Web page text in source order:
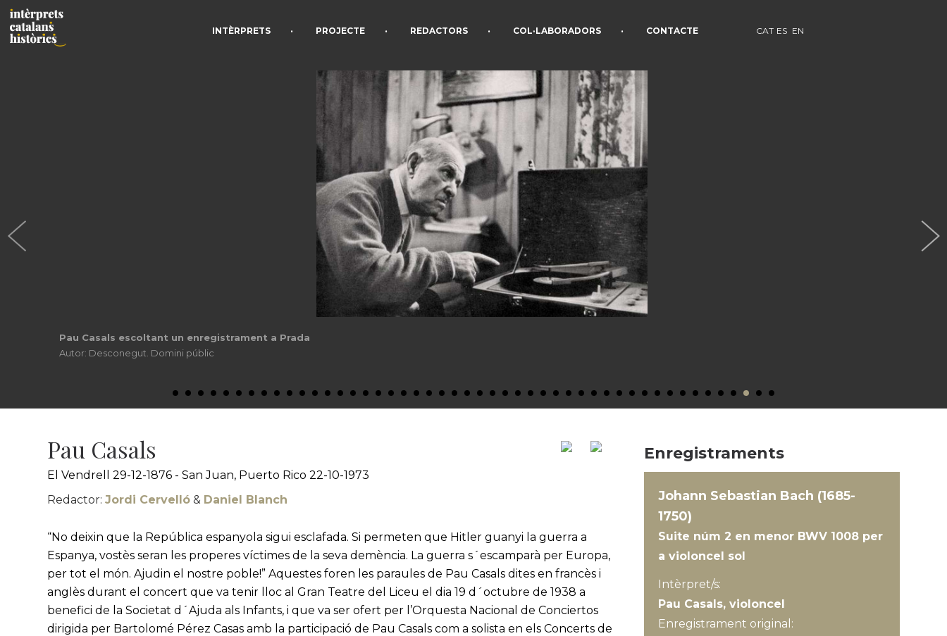
INTÈRPRETS • PROJECTE • REDACTORS • COL·LABORADORS • CONTACTE CAT ES EN
Pau Casals escoltant un enregistrament a Prada
Autor: Desconegut. Domini públic
Pau Casals
El Vendrell 29-12-1876 - San Juan, Puerto Rico 22-10-1973
Redactor:Jordi Cervelló & Daniel Blanch
“No deixin que la República espanyola sigui esclafada. Si permeten que Hitler guanyi la guerra a
Espanya, vostès seran les properes víctimes de la seva demència. La guerra s´escamparà per Europa,
per tot el món. Ajudin el nostre poble!” Aquestes foren les paraules de Pau Casals dites en francès i
anglès durant el concert que va tenir lloc al Gran Teatre del Liceu el dia 19 d´octubre de 1938 a
benefici de la Societat d´Ajuda als Infants, i que va ser ofert per l’Orquesta Nacional de Conciertos
dirigida per Bartolomé Pérez Casas amb la participació de Pau Casals com a solista en els Concerts de
Enregistraments
Johann Sebastian Bach (1685-
1750)
Suite núm 2 en menor BWV 1008 per
a violoncel sol
Intèrpret/s:
Pau Casals, violoncel
Enregistrament original: